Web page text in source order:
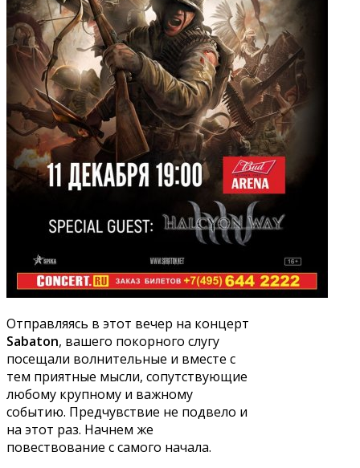
Отправляясь в этот вечер на концерт
Sabaton, вашего покорного слугу
посещали волнительные и вместе с
тем приятные мысли, сопутствующие
любому крупному и важному
событию. Предчувствие не подвело и
на этот раз. Начнем же
повествование с самого начала.